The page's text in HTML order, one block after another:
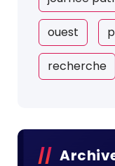
ouest
recherche